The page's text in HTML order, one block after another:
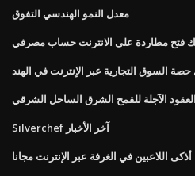
معدل النمو الهندسي التفوق
فتح مطاردة على الانترنت حساب مصرفي
السوق التجارية عبر الإنترنت في الهند
العقود الآجلة للقمح الشرق الساحل الشرقي
Silverchef آخر الأخبار
اللاعبين في الغرفة عبر الإنترنت مجانا